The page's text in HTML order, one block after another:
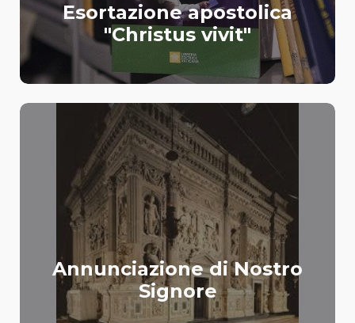
Esortazione apostolica
"Christus vivit"
Annunciazione di Nostro
Signore